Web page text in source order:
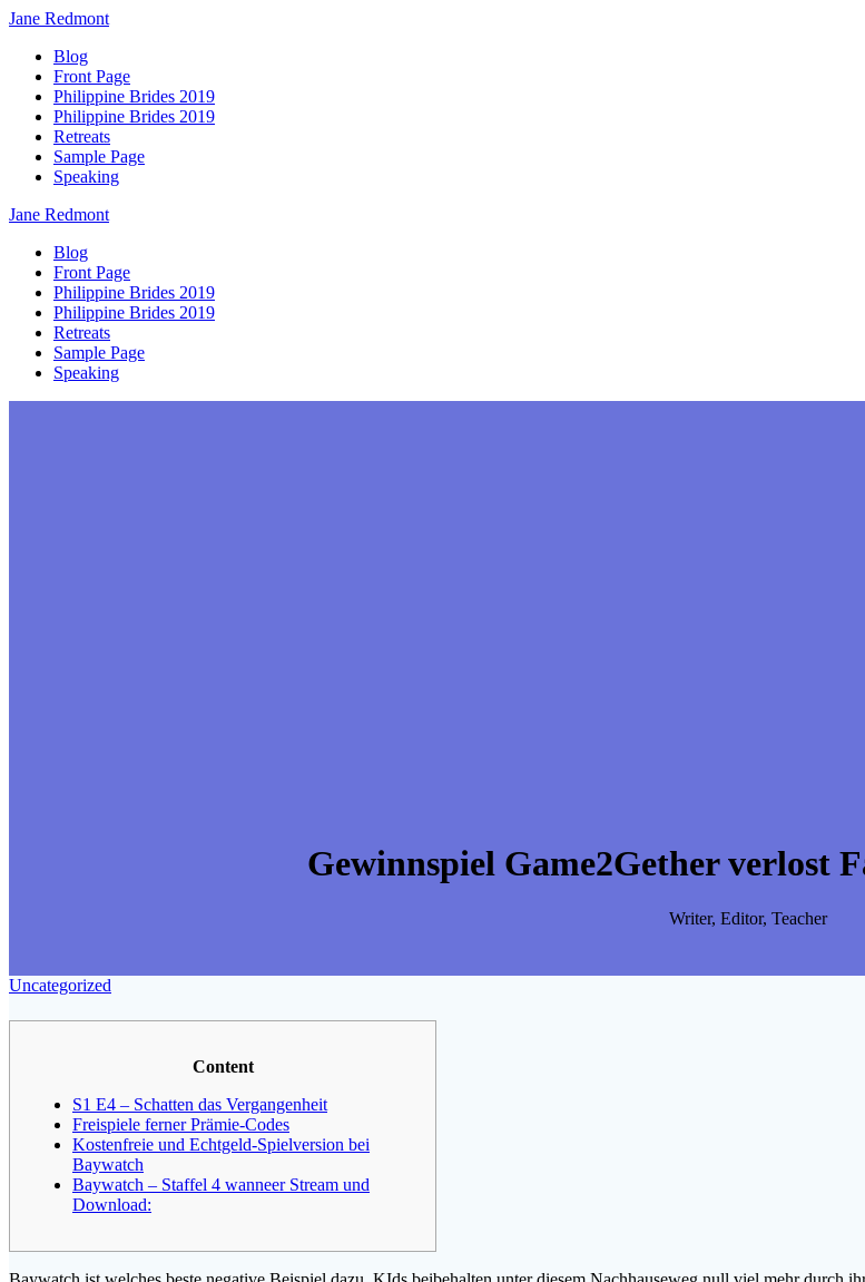
Jane Redmont
Blog
Front Page
Philippine Brides 2019
Philippine Brides 2019
Retreats
Sample Page
Speaking
Jane Redmont
Blog
Front Page
Philippine Brides 2019
Philippine Brides 2019
Retreats
Sample Page
Speaking
Gewinnspiel Game2Gether verlost
Writer, Editor, Teacher
Uncategorized
Content
S1 E4 – Schatten das Vergangenheit
Freispiele ferner Prämie-Codes
Kostenfreie und Echtgeld-Spielversion bei
Baywatch
Baywatch – Staffel 4 wanneer Stream und
Download: